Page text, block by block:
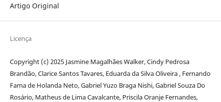
Artigo Original
Licença
Copyright (c) 2025 Jasmine Magalhães Walker, Cindy Pedrosa
Brandão, Clarice Santos Tavares, Eduarda da Silva Oliveira , Fernando
Fama de Holanda Neto, Gabriel Yuzo Braga Nishi, Gabriel Souza Do
Rosário, Matheus de Lima Cavalcante, Priscila Oranje Fernandes,